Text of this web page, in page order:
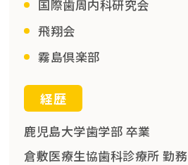
国際歯周内科研究会
飛翔会
霧島倶楽部
経歴
鹿児島大学歯学部 卒業
倉敷医療生協歯科診療所 勤務